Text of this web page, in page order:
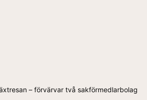
– förvärvar två sakförmedlarbolag